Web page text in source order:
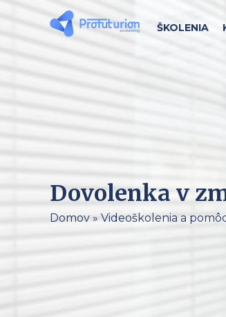
ŠKOLENIA
Dovolenka v
Domov » Videoškolenia a